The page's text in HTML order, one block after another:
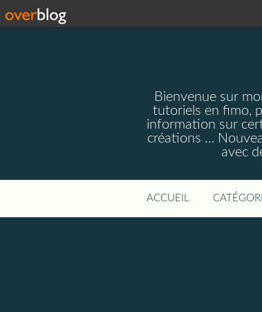
Bienvenue sur
tutoriels en fimo,
information sur
créations …
avec
ACCUEIL